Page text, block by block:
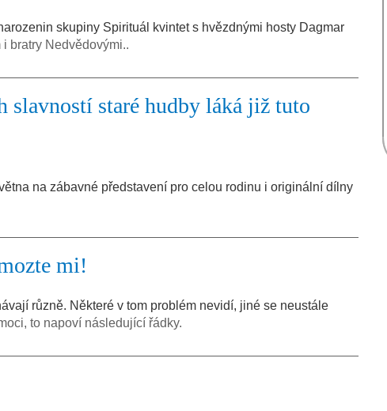
skupiny Spirituál kvintet s hvězdnými hosty Dagmar
bratry Nedvědovými..
staré hudby láká již tuto
na zábavné představení pro celou rodinu i originální dílny
mi!
různě. Některé v tom problém nevidí, jiné se neustále
to napoví následující řádky.